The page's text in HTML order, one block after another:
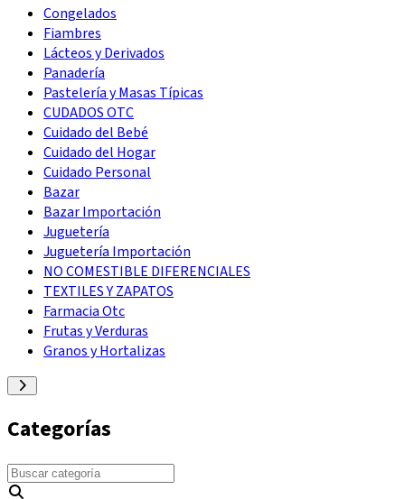
Congelados
Fiambres
Lácteos y Derivados
Panadería
Pastelería y Masas Típicas
CUDADOS OTC
Cuidado del Bebé
Cuidado del Hogar
Cuidado Personal
Bazar
Bazar Importación
Juguetería
Juguetería Importación
NO COMESTIBLE DIFERENCIALES
TEXTILES Y ZAPATOS
Farmacia Otc
Frutas y Verduras
Granos y Hortalizas
Categorías